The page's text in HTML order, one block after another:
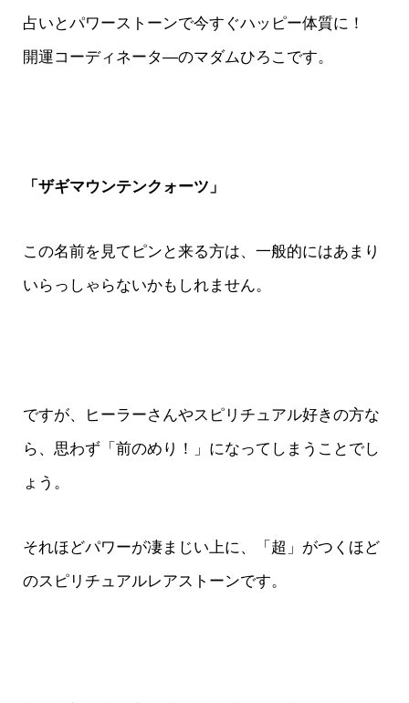
占いとパワーストーンで今すぐハッピー体質に！
開運コーディネータ―のマダムひろこです。
「ザギマウンテンクォーツ」
この名前を見てピンと来る方は、一般的にはあまり
いらっしゃらないかもしれません。
ですが、ヒーラーさんやスピリチュアル好きの方な
ら、思わず「前のめり！」になってしまうことでし
ょう。
それほどパワーが凄まじい上に、「超」がつくほど
のスピリチュアルレアストーンです。